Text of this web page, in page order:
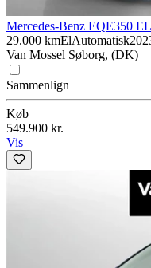
Mercedes-Benz EQE350
29.000 kmElAutomatisk
Van Mossel Søborg, (DK)
Sammenlign
Køb
549.900 kr.
Vis